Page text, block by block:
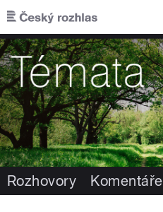
Přejít k hlavnímu obsahu
Rozhovory Komentáře